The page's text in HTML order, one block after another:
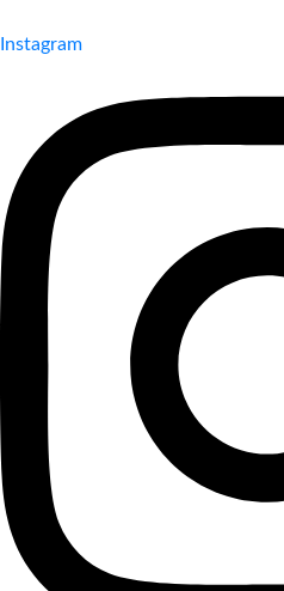
Instagram